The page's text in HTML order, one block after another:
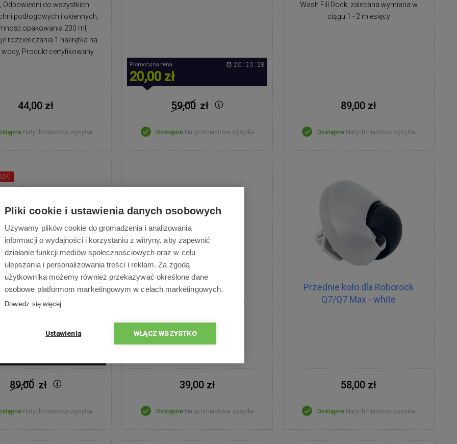
Odpowiedni do wszystkich
podłogowych i okiennych,
opakowania 200 ml,
rozcieńczania 1 nakrętka na
wody, Produkt certyfikowany
44,00 zł
Natychmiastowa wysyłka
Promocyjna cena
20,00 zł
20 : 20 : 28
59,00 zł
Dostępne Natychmiastowa wysyłka
Wash Fill Dock, zalecana wymiana w
ciągu 1 - 2 miesięcy
89,00 zł
Dostępne Natychmiastowa wysyłka
czyszczący Roborock
(200ml)
do modeli Roidmi
EVA, pojemność 1000 ml
89,00 zł
Natychmiastowa wysyłka
Tekstylia mopująca do
Xiaomi/Roborock - 2szt.
39,00 zł
Dostępne Natychmiastowa wysyłka
Przednie koło dla Roborock
Q7/Q7 Max - white
58,00 zł
Dostępne Natychmiastowa wysyłka
Pliki cookie i ustawienia danych osobowych
Używamy plików cookie do gromadzenia i analizowania
informacji o wydajności i korzystaniu z witryny, aby zapewnić
działanie funkcji mediów społecznościowych oraz w celu
ulepszania i personalizowania treści i reklam. Za zgodą
użytkownika możemy również przekazywać określone dane
osobowe platformom marketingowym w celach marketingowych.
Dowiedz się więcej
Ustawienia WŁĄCZ WSZYSTKO